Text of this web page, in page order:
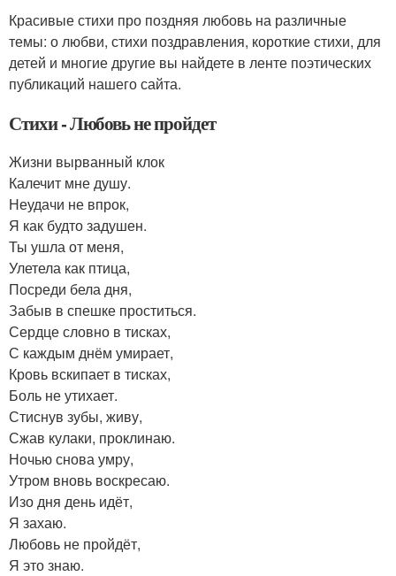
Красивые стихи про поздняя любовь на различные
темы: о любви, стихи поздравления, короткие стихи, для
детей и многие другие вы найдете в ленте поэтических
публикаций нашего сайта.
Стихи - Любовь не пройдет
Жизни вырванный клок
Калечит мне душу.
Неудачи не впрок,
Я как будто задушен.
Ты ушла от меня,
Улетела как птица,
Посреди бела дня,
Забыв в спешке проститься.
Сердце словно в тисках,
С каждым днём умирает,
Кровь вскипает в тисках,
Боль не утихает.
Стиснув зубы, живу,
Сжав кулаки, проклинаю.
Ночью снова умру,
Утром вновь воскресаю.
Изо дня день идёт,
Я захаю.
Любовь не пройдёт,
Я это знаю.